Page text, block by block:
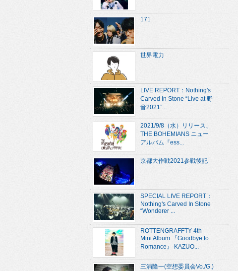
171
世界電力
LIVE REPORT：Nothing's
Carved In Stone “Live at 野
音2021”...
2021/9/8（水）リリース、
THE BOHEMIANS ニュー
アルバム『ess...
京都大作戦2021参戦後記
SPECIAL LIVE REPORT：
Nothing's Carved In Stone
“Wonderer ...
ROTTENGRAFFTY 4th
Mini Album 『Goodbye to
Romance』 KAZUO...
三浦隆一(空想委員会Vo./G.)